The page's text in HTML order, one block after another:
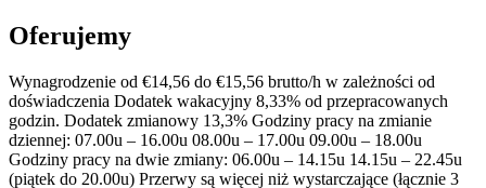
Oferujemy
Wynagrodzenie od €14,56 do €15,56 brutto/h w zależności od
doświadczenia Dodatek wakacyjny 8,33% od przepracowanych
godzin. Dodatek zmianowy 13,3% Godziny pracy na zmianie
dziennej: 07.00u – 16.00u 08.00u – 17.00u 09.00u – 18.00u
Godziny pracy na dwie zmiany: 06.00u – 14.15u 14.15u – 22.45u
(piątek do 20.00u) Przerwy są więcej niż wystarczające (łącznie 3